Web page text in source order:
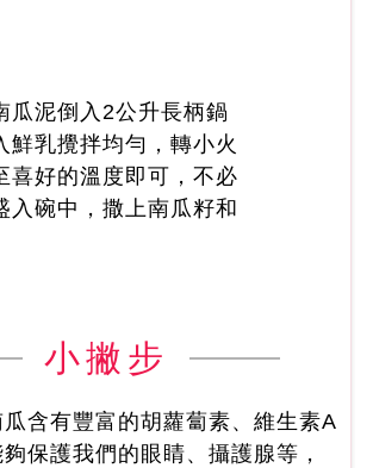
瓜泥倒入2公升長柄鍋
鮮乳攪拌均勻，轉小火
喜好的溫度即可，不必
入碗中，撒上南瓜籽和
小撇步
含有豐富的胡蘿蔔素、維生素A
保護我們的眼睛、攝護腺等，